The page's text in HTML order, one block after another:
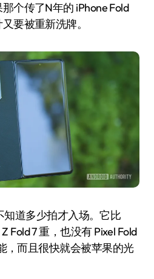
个传了N年的 iPhone Fold
要被重新洗牌。
知道多少拍才入场。它比
Fold 7 重，也没有 Pixel Fold
，而且很快就会被苹果的光